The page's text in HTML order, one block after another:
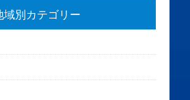
域別カテゴリー